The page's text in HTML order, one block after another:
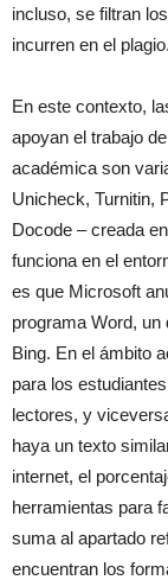
incluso, se filtran
incurren en el plagio.
En este contexto,
apoyan el trabajo
académica son
Unicheck, Turnitin,
Docode – creada
funciona en el
es que Microsoft
programa Word,
Bing. En el ámbito
para los
lectores, y
haya un texto
internet, el
herramientas para
suma al apartado
encuentran los